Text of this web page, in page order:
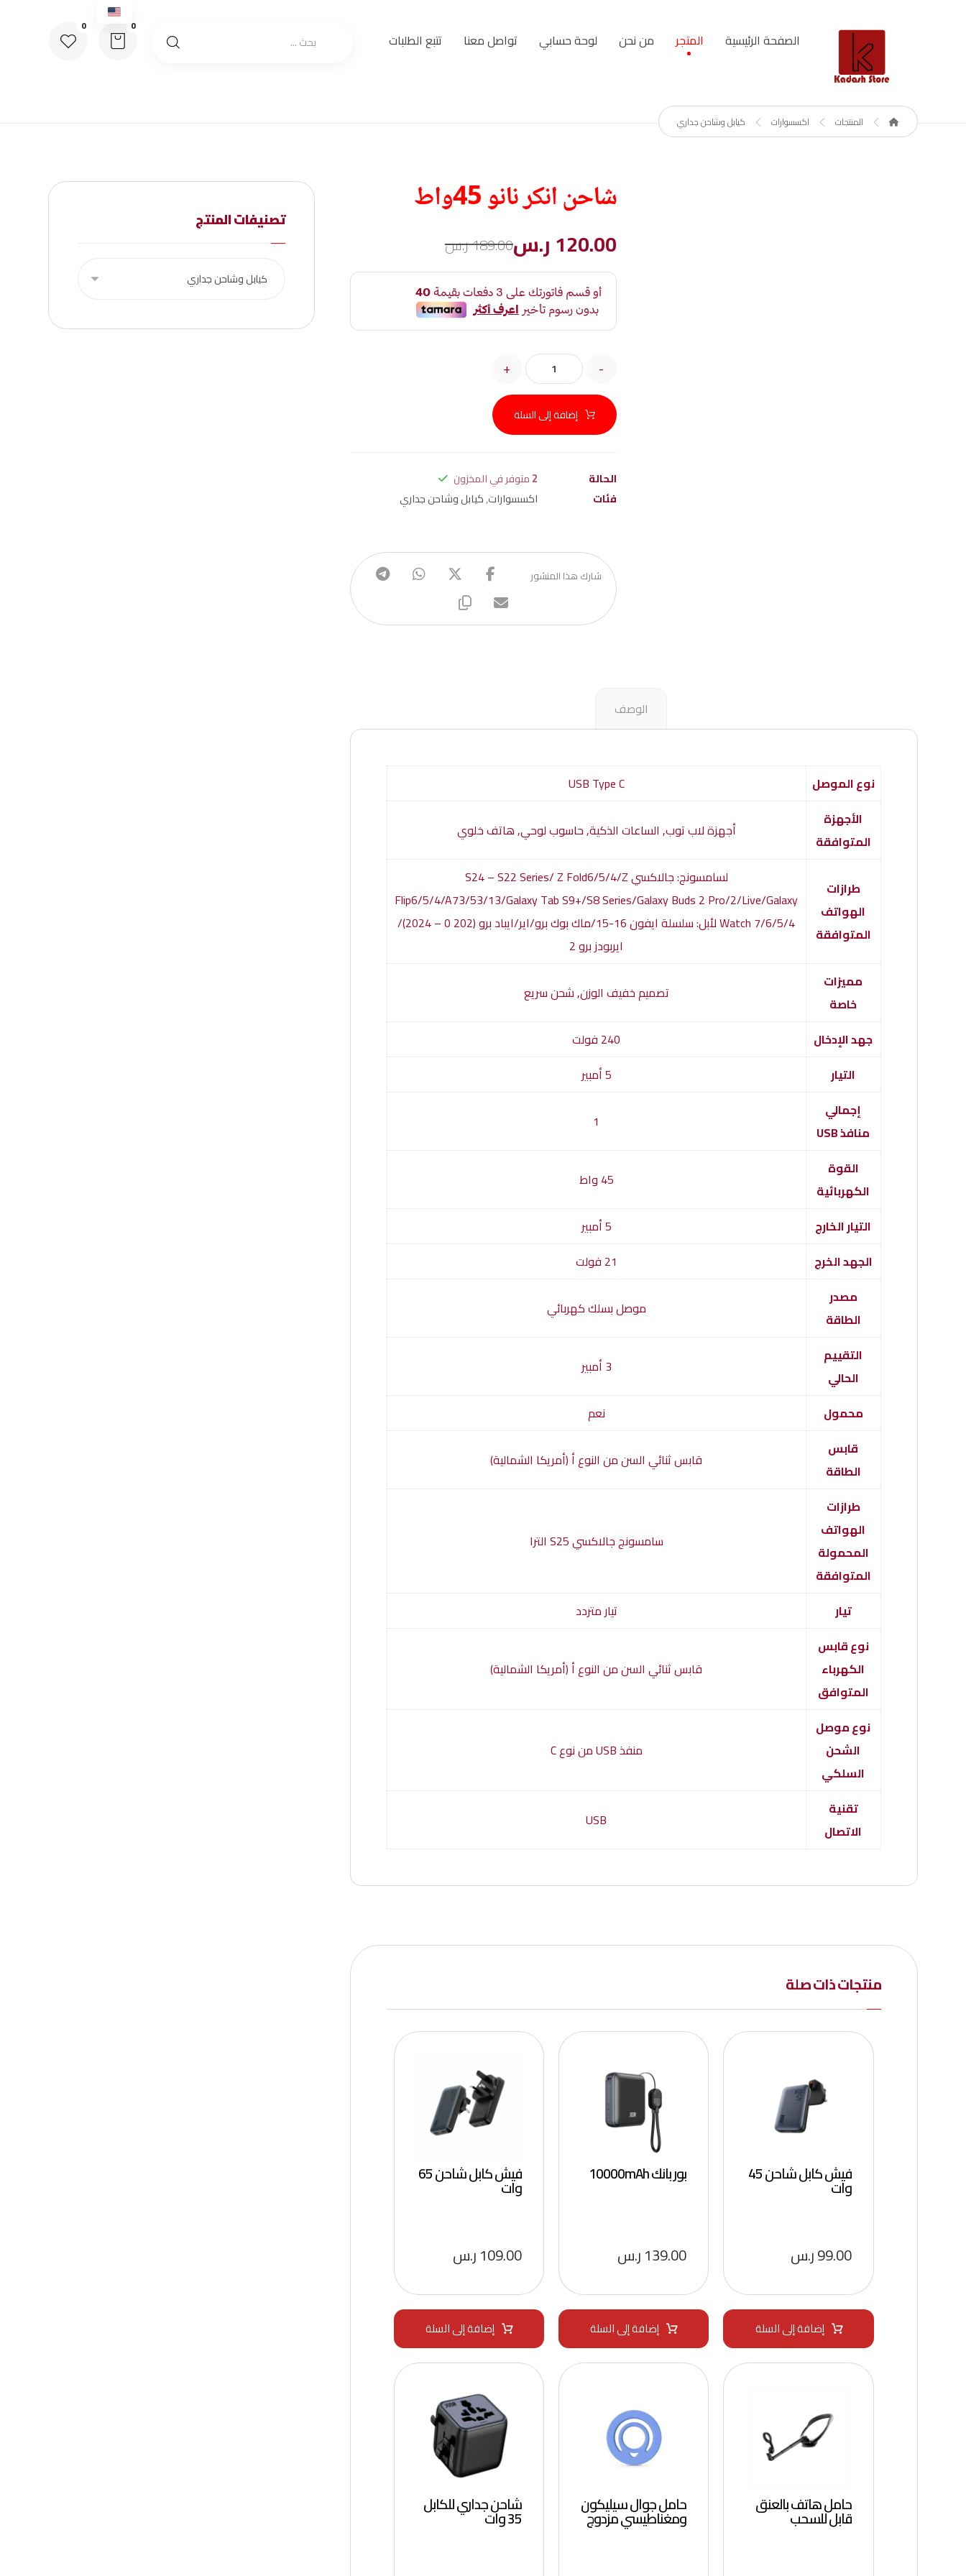
الصفحة الرئيسية المتجر من نحن لوحة حسابي تواصل معنا تتبع الطلبات
المنتجات اكسسوارات كيابل وشاحن جداري
شاحن انكر نانو 45واط
189.00ر.س 120.00ر.س
-
+
إضافة إلى السلة
الحالة 2متوفر في المخزون
فئات
اكسسوارات,كيابل وشاحن جداري
الوصف
نوع الموصل
USB Type C
الأجهزة
المتوافقة
أجهزة لاب توب, الساعات الذكية, حاسوب لوحي, هاتف خلوي
طرازات
الهواتف
المتوافقة
لسامسونج: جالاكسي S24 – S22 Series/ Z Fold6/5/4/Z
Flip6/5/4/A73/53/13/Galaxy Tab S9+/S8 Series/Galaxy Buds 2 Pro/2/Live/Galaxy
Watch 7/6/5/4 لأبل: سلسلة ايفون 16-15/ماك بوك برو/اير/ايباد برو (202 0 – 2024)/
ايربودز برو 2
مميزات
خاصة
تصميم خفيف الوزن, شحن سريع
جهد الإدخال
240 فولت
التيار
5 أمبير
إجمالي
منافذ USB
1
القوة
الكهربائية
45 واط
التيار الخارج
5 أمبير
الجهد الخرج
21 فولت
مصدر
الطاقة
موصل بسلك كهربائي
التقييم
الحالي
3 أمبير
محمول
نعم
قابس
الطاقة
قابس ثنائي السن من النوع أ (أمريكا الشمالية)
طرازات
الهواتف
المحمولة
المتوافقة
سامسونج جالاكسي S25 الترا
تيار
تيار متردد
نوع قابس
الكهرباء
المتوافق
قابس ثنائي السن من النوع أ (أمريكا الشمالية)
نوع موصل
الشحن
السلكي
منفذ USB من نوع C
تقنية
الاتصال
USB
منتجات ذات صلة
فيش كابل شاحن 45
وات
99.00ر.س
إضافة إلى السلة
بور بانك 10000mAh
139.00ر.س
إضافة إلى السلة
فيش كابل شاحن 65
وات
109.00ر.س
إضافة إلى السلة
حامل هاتف بالعنق
قابل للسحب
حامل جوال سيليكون
ومغناطيسي مزدوج
شاحن جداري للكابل
35 وات
تصنيفات المنتج